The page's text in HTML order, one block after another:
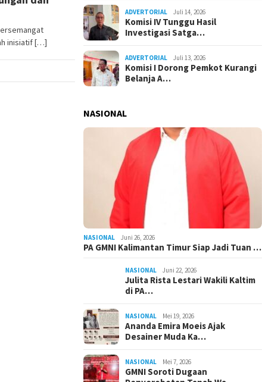
inisiatif […]
ADVERTORIAL Juli 14, 2026
Komisi IV Tunggu Hasil
Investigasi Satga…
ADVERTORIAL Juli 13, 2026
Komisi I Dorong Pemkot Kurangi
Belanja A…
NASIONAL
NASIONAL Juni 26, 2026
PA GMNI Kalimantan Timur Siap Jadi Tuan …
NASIONAL Juni 22, 2026
Julita Rista Lestari Wakili Kaltim
di PA…
NASIONAL Mei 19, 2026
Ananda Emira Moeis Ajak
Desainer Muda Ka…
NASIONAL Mei 7, 2026
GMNI Soroti Dugaan